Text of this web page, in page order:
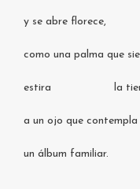
y se abre florece,
como una palma que
estira la
a un ojo que contempla
un álbum familiar.